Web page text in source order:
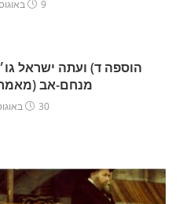
9 באוגוסט 2019
הוספה ד) ועתה ישראל
מנחם-אב
30 באוגוסט 2019